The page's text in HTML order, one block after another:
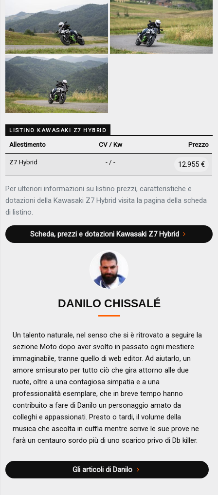
LISTINO KAWASAKI Z7 HYBRID
Allestimento CV / Kw Prezzo
Z7 Hybrid - / - 12.955 €
Per ulteriori informazioni su listino prezzi, caratteristiche e
dotazioni della Kawasaki Z7 Hybrid visita la pagina della scheda
di listino.
Scheda, prezzi e dotazioni Kawasaki Z7 Hybrid
DANILO CHISSALÉ
Un talento naturale, nel senso che si è ritrovato a seguire la
sezione Moto dopo aver svolto in passato ogni mestiere
immaginabile, tranne quello di web editor. Ad aiutarlo, un
amore smisurato per tutto ciò che gira attorno alle due
ruote, oltre a una contagiosa simpatia e a una
professionalità esemplare, che in breve tempo hanno
contribuito a fare di Danilo un personaggio amato da
colleghi e appassionati. Presto o tardi, il volume della
musica che ascolta in cuffia mentre scrive le sue prove ne
farà un centauro sordo più di uno scarico privo di Db killer.
Gli articoli di Danilo